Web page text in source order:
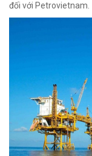
đối với Petrovietnam.